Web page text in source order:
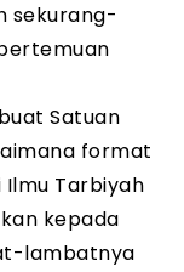
sekurang-
Satuan
format
Ilmu Tarbiyah
kepada
lambatnya